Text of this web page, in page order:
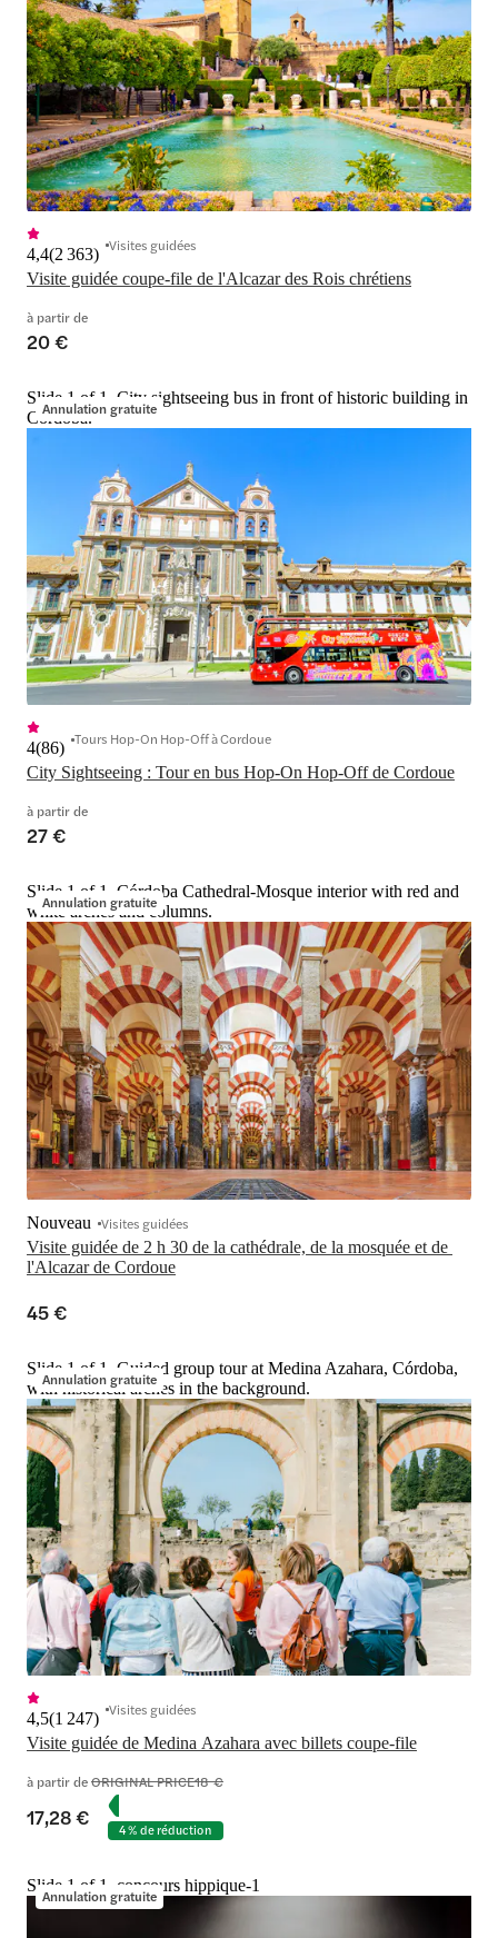
Visite guidée coupe-file de l'Alcazar des Rois chrétiens
4,4(2 363) Visites guidées
à partir de
20 €
Annulation gratuite
Slide 1 of 1, City sightseeing bus in front of historic building in
Córdoba.
City Sightseeing : Tour en bus Hop-On Hop-Off de Cordoue
4(86) Tours Hop-On Hop-Off à Cordoue
à partir de
27 €
Annulation gratuite
Slide 1 of 1, Córdoba Cathedral-Mosque interior with red and
white arches and columns.
Visite guidée de 2 h 30 de la cathédrale, de la mosquée et de
l'Alcazar de Cordoue
Nouveau Visites guidées
45 €
Annulation gratuite
Slide 1 of 1, Guided group tour at Medina Azahara, Córdoba,
with historical arches in the background.
Visite guidée de Medina Azahara avec billets coupe-file
4,5(1 247) Visites guidées
à partir deORIGINAL PRICE18 €
17,28 € 4 % de réduction
Annulation gratuite
Slide 1 of 1, concours hippique-1